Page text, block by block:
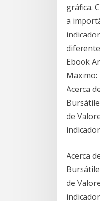
gráfica.
a
Ebook
Máximo:
Acerca
de
Acerca
de